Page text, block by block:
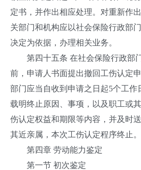
定书，并作出相应处理。对重新作
关部门和机构应以社会保险行政部
决定为依据，办理相关业务。
第四十五条 在社会保险行政部
前，申请人书面提出撤回工伤认定
部门应当自收到申请之日起5个工作
载明终止原因、事项，以及职工或
伤认定权益和期限等内容，并及时
其近亲属，本次工伤认定程序终止。
第四章 劳动能力鉴定
第一节 初次鉴定